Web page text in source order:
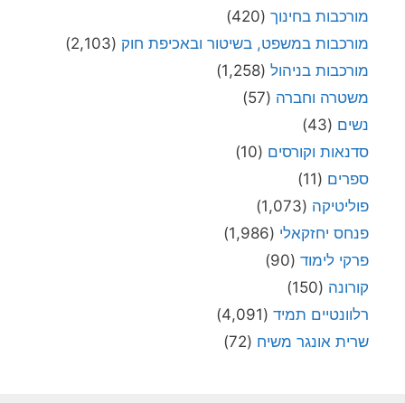
מורכבות בחינוך (420)
מורכבות במשפט, בשיטור ובאכיפת חוק (2,103)
מורכבות בניהול (1,258)
משטרה וחברה (57)
נשים (43)
סדנאות וקורסים (10)
ספרים (11)
פוליטיקה (1,073)
פנחס יחזקאלי (1,986)
פרקי לימוד (90)
קורונה (150)
רלוונטיים תמיד (4,091)
שרית אונגר משיח (72)